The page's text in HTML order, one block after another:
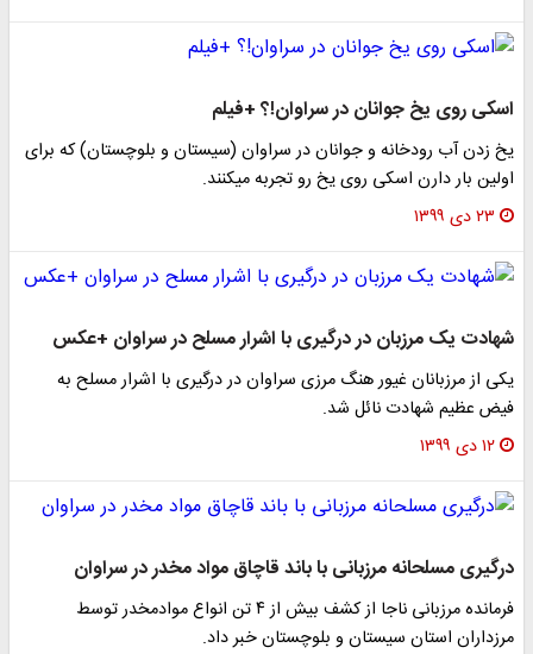
اسکی روی یخ جوانان در سراوان!؟ +فیلم
یخ زدن آب رودخانه و جوانان در سراوان (سیستان و بلوچستان) که برای
اولین بار دارن اسکی روی یخ رو تجربه میکنند.
۲۳ دی ۱۳۹۹
شهادت یک مرزبان در درگیری با اشرار مسلح در سراوان +عکس
یکی از مرزبانان غیور هنگ مرزی سراوان در درگیری با اشرار مسلح به
فیض عظیم شهادت نائل شد.
۱۲ دی ۱۳۹۹
درگیری مسلحانه مرزبانی با باند قاچاق مواد مخدر در سراوان
فرمانده مرزبانی ناجا از کشف بیش از ۴ تن انواع موادمخدر توسط
مرزداران استان سیستان و بلوچستان خبر داد.